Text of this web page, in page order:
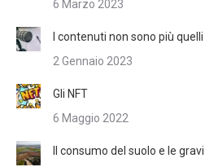
6 Marzo 2023
I contenuti non sono più
2 Gennaio 2023
Gli NFT
6 Maggio 2022
Il consumo del suolo e le